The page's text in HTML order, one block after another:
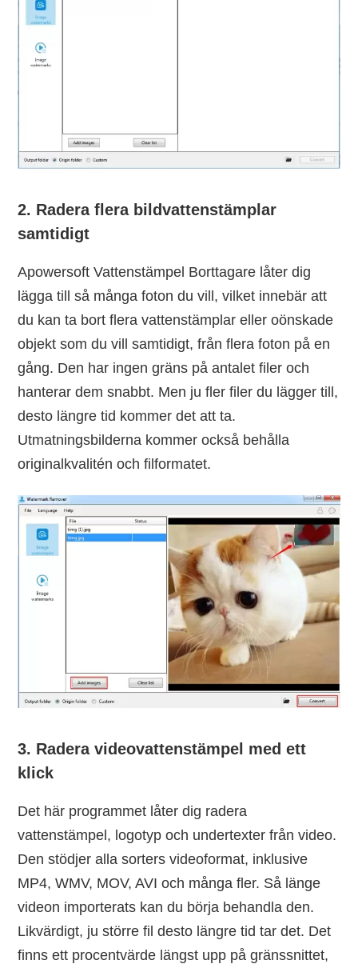
2. Radera flera bildvattenstämplar
samtidigt
Apowersoft Vattenstämpel Borttagare låter dig
lägga till så många foton du vill, vilket innebär att
du kan ta bort flera vattenstämplar eller oönskade
objekt som du vill samtidigt, från flera foton på en
gång. Den har ingen gräns på antalet filer och
hanterar dem snabbt. Men ju fler filer du lägger till,
desto längre tid kommer det att ta.
Utmatningsbilderna kommer också behålla
originalkvalitén och filformatet.
3. Radera videovattenstämpel med ett
klick
Det här programmet låter dig radera
vattenstämpel, logotyp och undertexter från video.
Den stödjer alla sorters videoformat, inklusive
MP4, WMV, MOV, AVI och många fler. Så länge
videon importerats kan du börja behandla den.
Likvärdigt, ju större fil desto längre tid tar det. Det
finns ett procentvärde längst upp på gränssnittet,